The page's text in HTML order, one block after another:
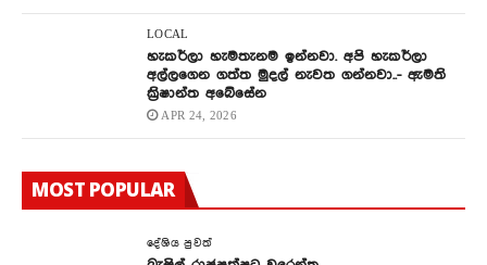
LOCAL
හැකර්ලා හැමතැනම ඉන්නවා. අපි හැකර්ලා
අල්ලගෙන ගත්ත මුදල් නැවත ගන්නවා..- ඇමති
ක්‍රිෂාන්ත අබේසේන
APR 24, 2026
MOST POPULAR
දේශිය පුවත්